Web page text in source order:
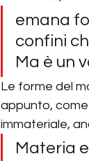
emana
confini
Ma è un
Le forme del
appunto,
immateriale,
Materia